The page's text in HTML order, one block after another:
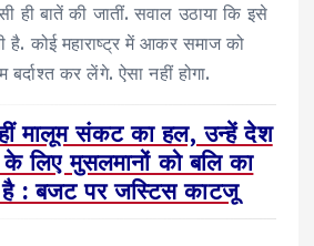
ही बातें की जातीं. सवाल उठाया कि इसे
है. कोई महाराष्ट्र में आकर समाज को
कर लेंगे. ऐसा नहीं होगा.
मालूम संकट का हल, उन्हें देश
लिए मुसलमानों को बलि का
है : बजट पर जस्टिस काटजू